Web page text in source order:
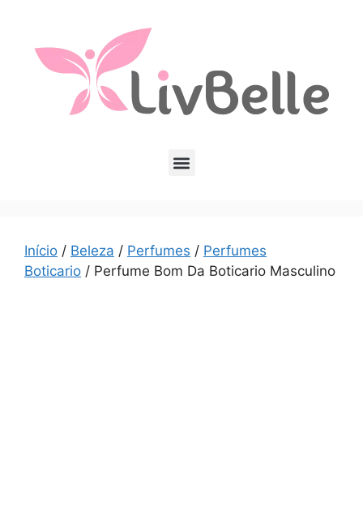
Início / Beleza / Perfumes / Perfumes
Boticario / Perfume Bom Da Boticario Masculino